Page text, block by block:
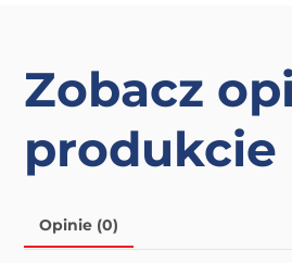
Zobacz
produkcie
Opinie (0)